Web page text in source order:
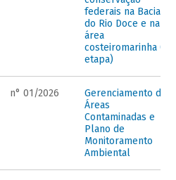
federais na Bacia
do Rio Doce e na
área
costeiromarinha (1ª
etapa)
n° 01/2026
Gerenciamento de
Áreas
Contaminadas e
Plano de
Monitoramento
Ambiental